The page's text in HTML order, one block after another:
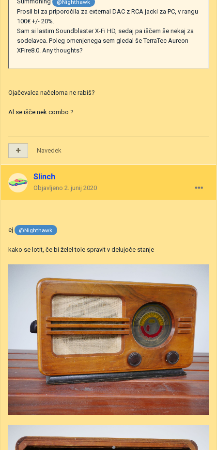
Summoning @Nighthawk
Prosil bi za priporočila za external DAC z RCA jacki za PC, v rangu
100€ +/- 20%.
Sam si lastim Soundblaster X-Fi HD, sedaj pa iščem še nekaj za
sodelavca. Poleg omenjenega sem gledal še TerraTec Aureon
XFire8.0. Any thoughts?
Ojačevalca načeloma ne rabiš?
Al se išče nek combo ?
Navedek
Slinch
Objavljeno 2. junij 2020
ej @Nighthawk
kako se lotit, če bi želel tole spravit v delujoče stanje